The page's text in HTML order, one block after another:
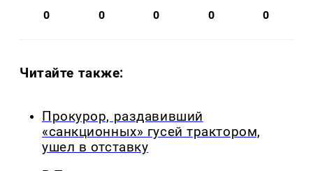
0 0 0 0 0
Читайте также:
Прокурор, раздавивший
«санкционных» гусей трактором,
ушел в отставку